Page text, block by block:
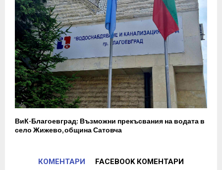
ВиК-Благоевград: Възможни прекъсвания на водата в
село Жижево, община Сатовча
КОМЕНТАРИ FACEBOOK КОМЕНТАРИ